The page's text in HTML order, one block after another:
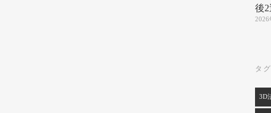
後
2026
タグ
3D